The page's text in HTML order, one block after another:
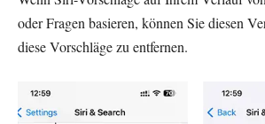
oder Fragen basieren, können Sie diesen
diese Vorschläge zu entfernen.